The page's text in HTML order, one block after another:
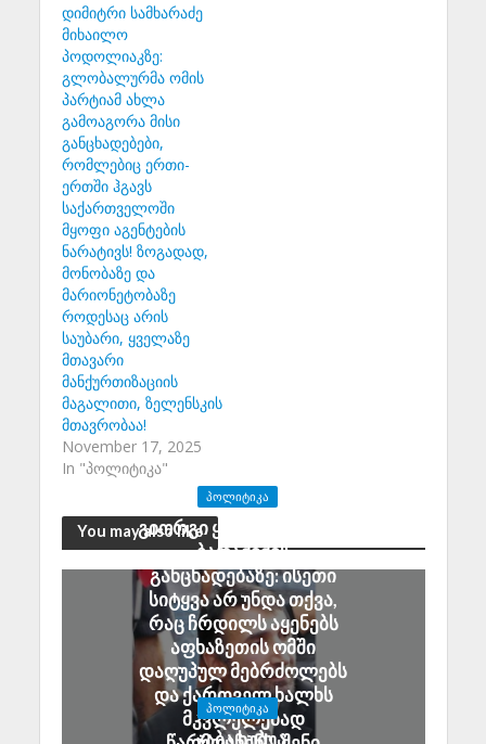
დიმიტრი სამხარაძე
მიხაილო
პოდოლიაკზე:
გლობალურმა ომის
პარტიამ ახლა
გამოაგორა მისი
განცხადებები,
რომლებიც ერთი-
ერთში ჰგავს
საქართველოში
მყოფი აგენტების
ნარატივს! ზოგადად,
მონობაზე და
მარიონეტობაზე
როდესაც არის
საუბარი, ყველაზე
მთავარი
მანქურთიზაციის
მაგალითი, ზელენსკის
მთავრობაა!
November 17, 2025
In "პოლიტიკა"
You may also like
ᲞᲝᲚᲘᲢᲘᲙᲐ
გიორგი ყარყარაშვილი
ბარამიძის
განცხადებაზე: ისეთი
სიტყვა არ უნდა თქვა,
რაც ჩრდილს აყენებს
აფხაზეთის ომში
დაღუპულ მებრძოლებს
და ქართველ ხალხს
მკვლელებად
ᲞᲝᲚᲘᲢᲘᲙᲐ
ჯაბა ხუბუა: